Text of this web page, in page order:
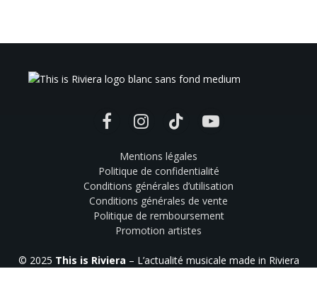
FacebookInstagramTikTok YouTube
Mentions légales
Politique de confidentialité
Conditions générales d’utilisation
Conditions générales de vente
Politique de remboursement
Promotion artistes
© 2025 This is Riviera – L’actualité musicale made in Riviera